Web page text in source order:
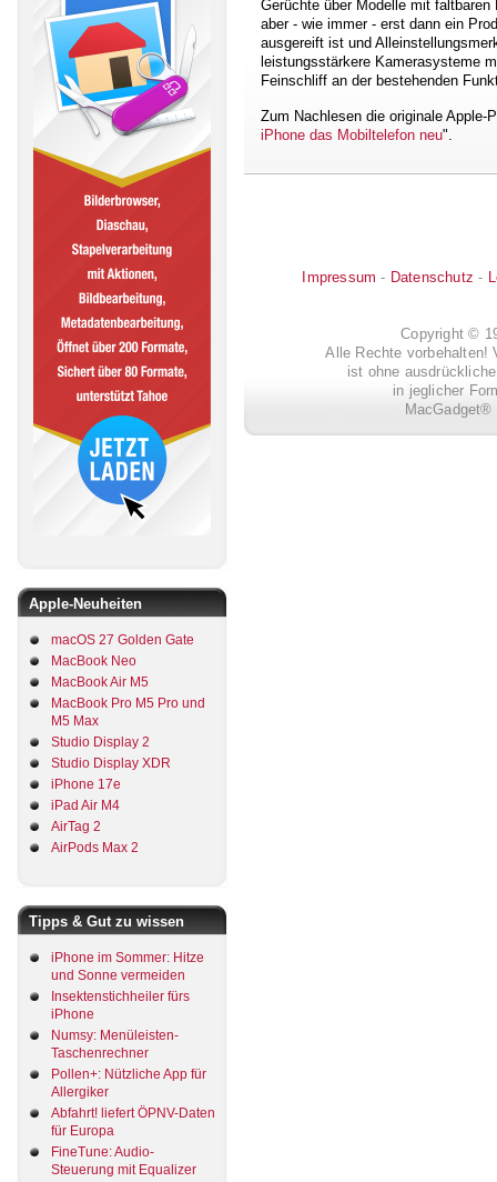
Apple-Neuheiten
macOS 27 Golden Gate
MacBook Neo
MacBook Air M5
MacBook Pro M5 Pro und
M5 Max
Studio Display 2
Studio Display XDR
iPhone 17e
iPad Air M4
AirTag 2
AirPods Max 2
Tipps & Gut zu wissen
iPhone im Sommer: Hitze
und Sonne vermeiden
Insektenstichheiler fürs
iPhone
Numsy: Menüleisten-
Taschenrechner
Pollen+: Nützliche App für
Allergiker
Abfahrt! liefert ÖPNV-Daten
für Europa
FineTune: Audio-
Steuerung mit Equalizer
Gerüchte über Modelle mit
aber - wie immer - erst dann ein
ausgereift ist und
leistungsstärkere Kamerasysteme
Feinschliff an der bestehenden
Zum Nachlesen die originale Apple-
iPhone das Mobiltelefon neu".
Impressum - Datenschutz -
Copyright ©
Alle Rechte vorbehalten!
ist ohne
in jeglicher
MacGadget®